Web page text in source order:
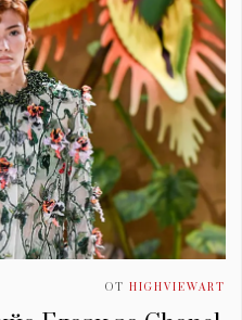
ОТ HIGHVIEWART